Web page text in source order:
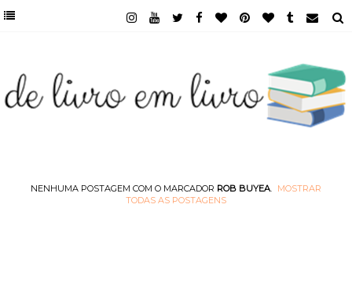
NENHUMA POSTAGEM COM O MARCADOR ROB BUYEA.
MOSTRAR
TODAS AS POSTAGENS